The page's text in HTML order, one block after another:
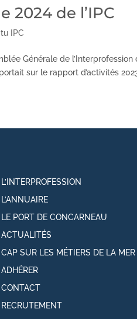
2024 de l’IPC
IPC
Générale de
sur le rapport d’activités
L’INTERPROFESSION
L’ANNUAIRE
LE PORT DE CONCARNEAU
ACTUALITÉS
CAP SUR LES MÉTIERS DE LA MER
ADHÉRER
CONTACT
RECRUTEMENT